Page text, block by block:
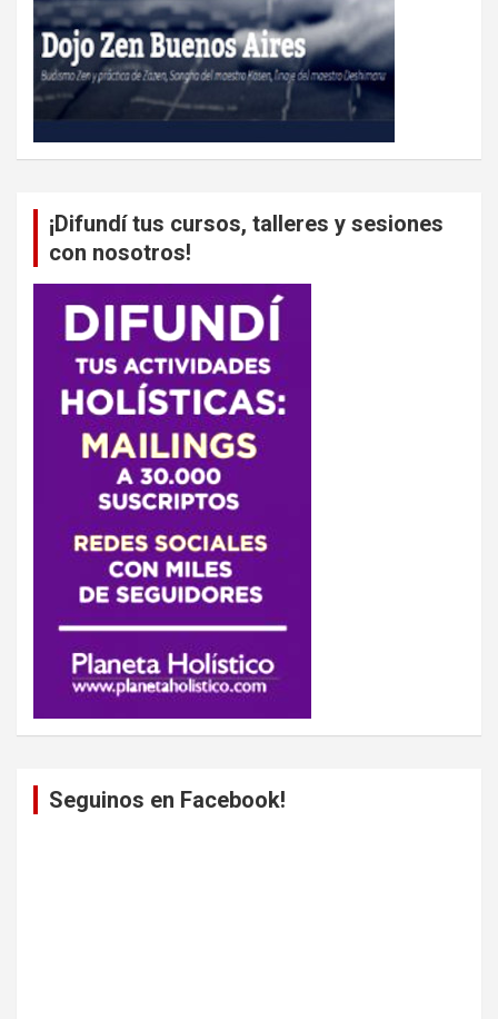
¡Difundí tus cursos, talleres y sesiones
con nosotros!
Seguinos en Facebook!